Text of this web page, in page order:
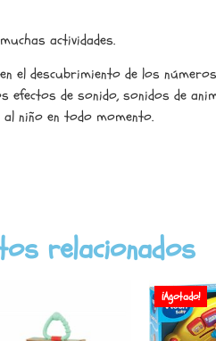
actividades.
el descubrimiento de los
efectos de sonido, sonidos de
niño en todo momento.
relacionados
¡Agotado!